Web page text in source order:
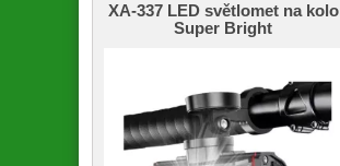
XA-337 LED světlomet na kolo
Super Bright